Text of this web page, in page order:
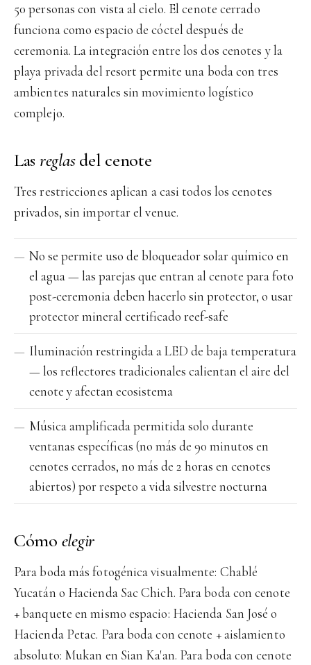
50 personas con vista al cielo. El cenote cerrado
funciona como espacio de cóctel después de
ceremonia. La integración entre los dos cenotes y la
playa privada del resort permite una boda con tres
ambientes naturales sin movimiento logístico
complejo.
Las reglasdel cenote
Tres restricciones aplican a casi todos los cenotes
privados, sin importar el venue.
No se permite uso de bloqueador solar químico en
el agua — las parejas que entran al cenote para foto
post-ceremonia deben hacerlo sin protector, o usar
protector mineral certificado reef-safe
Iluminación restringida a LED de baja temperatura
— los reflectores tradicionales calientan el aire del
cenote y afectan ecosistema
Música amplificada permitida solo durante
ventanas específicas (no más de 90 minutos en
cenotes cerrados, no más de 2 horas en cenotes
abiertos) por respeto a vida silvestre nocturna
Cómo elegir
Para boda más fotogénica visualmente: Chablé
Yucatán o Hacienda Sac Chich. Para boda con cenote
+ banquete en mismo espacio: Hacienda San José o
Hacienda Petac. Para boda con cenote + aislamiento
absoluto: Mukan en Sian Ka'an. Para boda con cenote